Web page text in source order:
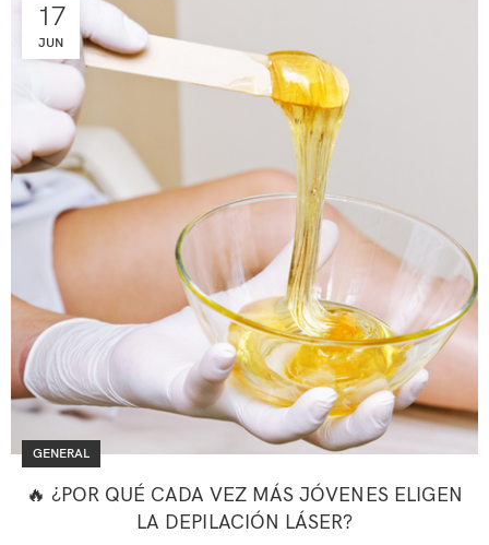
17
JUN
GENERAL
🔥 ¿POR QUÉ CADA VEZ MÁS JÓVENES ELIGEN
LA DEPILACIÓN LÁSER?